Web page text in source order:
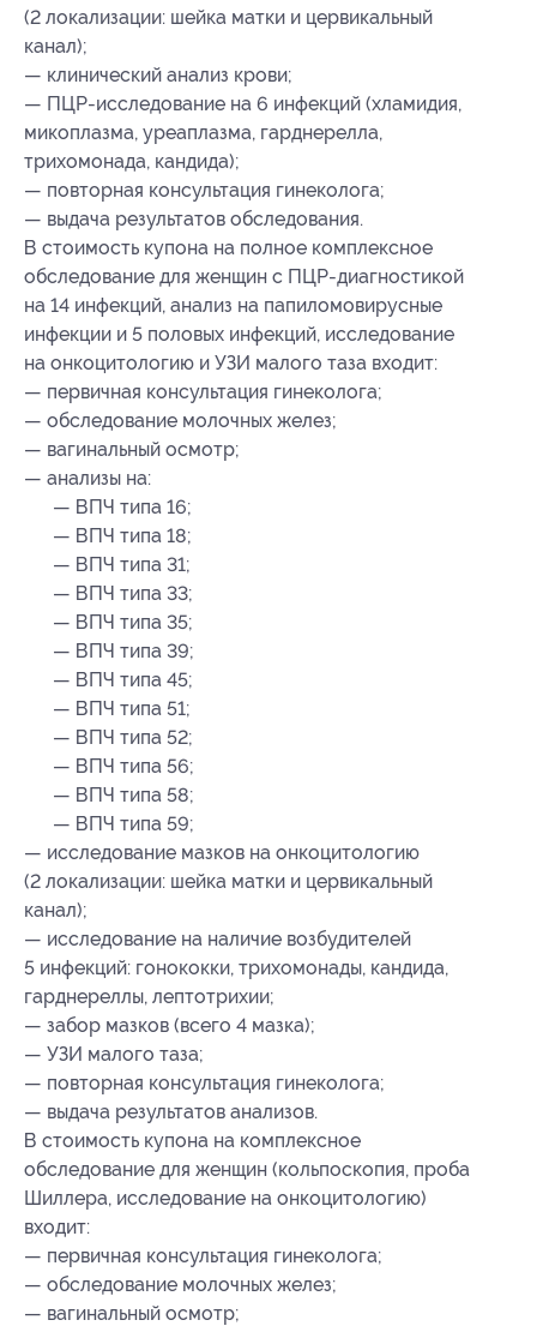
(2 локализации: шейка матки и цервикальный
канал);
— клинический анализ крови;
— ПЦР-исследование на 6 инфекций (хламидия,
микоплазма, уреаплазма, гарднерелла,
трихомонада, кандида);
— повторная консультация гинеколога;
— выдача результатов обследования.
В стоимость купона на полное комплексное
обследование для женщин с ПЦР-диагностикой
на 14 инфекций, анализ на папиломовирусные
инфекции и 5 половых инфекций, исследование
на онкоцитологию и УЗИ малого таза входит:
— первичная консультация гинеколога;
— обследование молочных желез;
— вагинальный осмотр;
— анализы на:
— ВПЧ типа 16;
— ВПЧ типа 18;
— ВПЧ типа 31;
— ВПЧ типа 33;
— ВПЧ типа 35;
— ВПЧ типа 39;
— ВПЧ типа 45;
— ВПЧ типа 51;
— ВПЧ типа 52;
— ВПЧ типа 56;
— ВПЧ типа 58;
— ВПЧ типа 59;
— исследование мазков на онкоцитологию
(2 локализации: шейка матки и цервикальный
канал);
— исследование на наличие возбудителей
5 инфекций: гонококки, трихомонады, кандида,
гарднереллы, лептотрихии;
— забор мазков (всего 4 мазка);
— УЗИ малого таза;
— повторная консультация гинеколога;
— выдача результатов анализов.
В стоимость купона на комплексное
обследование для женщин (кольпоскопия, проба
Шиллера, исследование на онкоцитологию)
входит:
— первичная консультация гинеколога;
— обследование молочных желез;
— вагинальный осмотр;